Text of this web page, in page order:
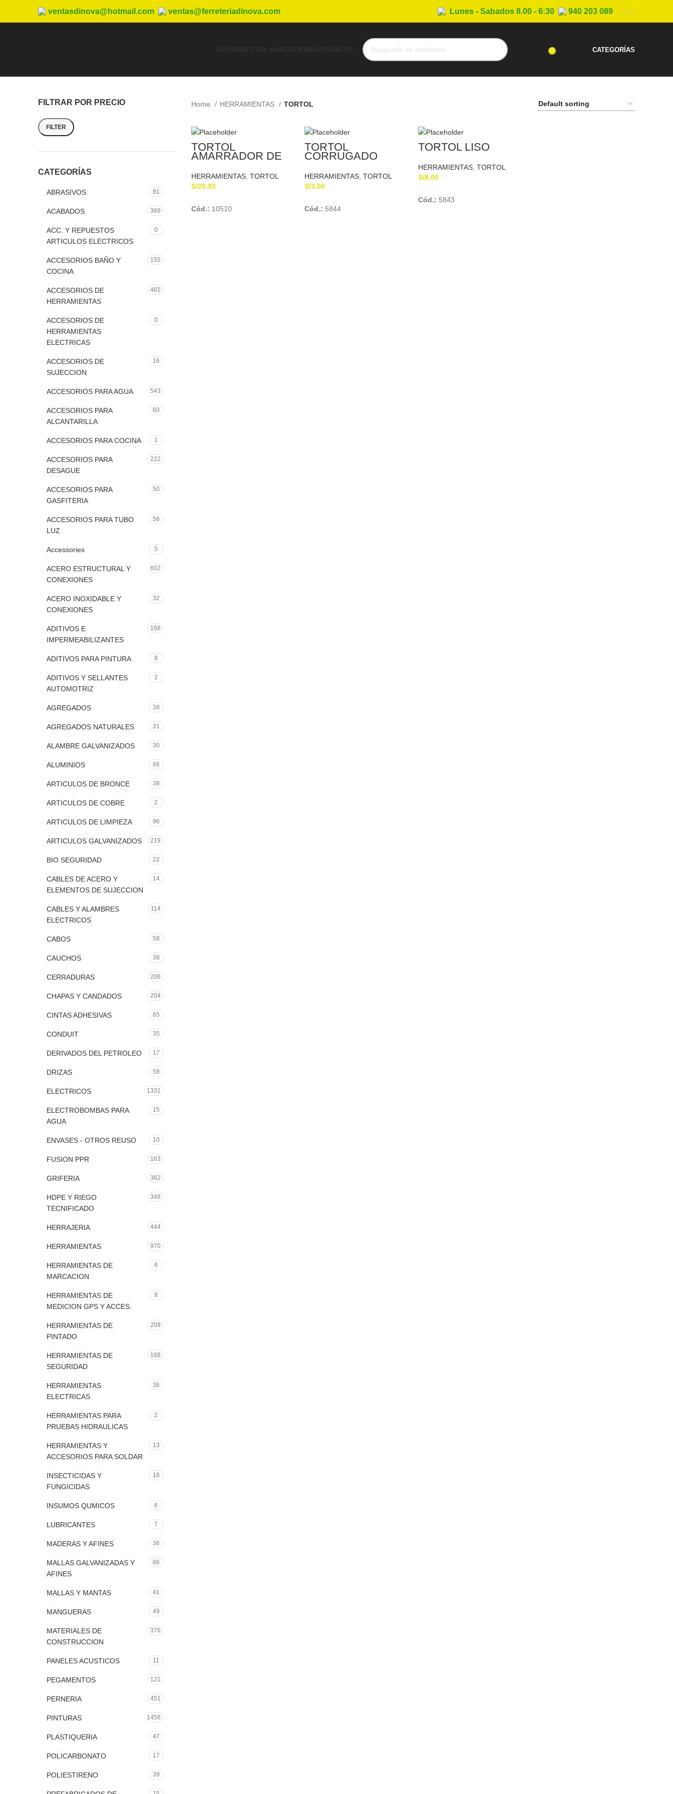
ventasdinova@hotmail.com ventas@ferreteriadinova.com Lunes - Sabados 8.00 - 6:30 940 203 089
0 CATEGORÍAS
FILTRAR POR PRECIO
FILTER
CATEGORÍAS
ABRASIVOS 81
ACABADOS 369
ACC. Y REPUESTOS
ARTICULOS ELECTRICOS
0
ACCESORIOS BAÑO Y
COCINA
155
ACCESORIOS DE
HERRAMIENTAS
465
ACCESORIOS DE
HERRAMIENTAS
ELECTRICAS
0
ACCESORIOS DE
SUJECCION
16
ACCESORIOS PARA AGUA 543
ACCESORIOS PARA
ALCANTARILLA
60
ACCESORIOS PARA COCINA 1
ACCESORIOS PARA
DESAGUE
222
ACCESORIOS PARA
GASFITERIA
50
ACCESORIOS PARA TUBO
LUZ
56
Accessories 5
ACERO ESTRUCTURAL Y
CONEXIONES
602
ACERO INOXIDABLE Y
CONEXIONES
32
ADITIVOS E
IMPERMEABILIZANTES
168
ADITIVOS PARA PINTURA 8
ADITIVOS Y SELLANTES
AUTOMOTRIZ
2
AGREGADOS 38
AGREGADOS NATURALES 31
ALAMBRE GALVANIZADOS 30
ALUMINIOS 66
ARTICULOS DE BRONCE 38
ARTICULOS DE COBRE 2
ARTICULOS DE LIMPIEZA 96
ARTICULOS GALVANIZADOS 219
BIO SEGURIDAD 22
CABLES DE ACERO Y
ELEMENTOS DE SUJECCION
14
CABLES Y ALAMBRES
ELECTRICOS
114
CABOS 58
CAUCHOS 38
CERRADURAS 206
CHAPAS Y CANDADOS 204
CINTAS ADHESIVAS 65
CONDUIT 35
DERIVADOS DEL PETROLEO 17
DRIZAS 58
ELECTRICOS 1331
ELECTROBOMBAS PARA
AGUA
15
ENVASES - OTROS REUSO 10
FUSION PPR 163
GRIFERIA 362
HDPE Y RIEGO
TECNIFICADO
348
HERRAJERIA 444
HERRAMIENTAS 970
HERRAMIENTAS DE
MARCACION
6
HERRAMIENTAS DE
MEDICION GPS Y ACCES.
8
HERRAMIENTAS DE
PINTADO
209
HERRAMIENTAS DE
SEGURIDAD
168
HERRAMIENTAS
ELECTRICAS
36
HERRAMIENTAS PARA
PRUEBAS HIDRAULICAS
2
HERRAMIENTAS Y
ACCESORIOS PARA SOLDAR
13
INSECTICIDAS Y
FUNGICIDAS
16
INSUMOS QUMICOS 6
LUBRICANTES 7
MADERAS Y AFINES 36
MALLAS GALVANIZADAS Y
AFINES
86
MALLAS Y MANTAS 41
MANGUERAS 49
MATERIALES DE
CONSTRUCCION
376
PANELES ACUSTICOS 11
PEGAMENTOS 121
PERNERIA 451
PINTURAS 1456
PLASTIQUERIA 47
POLICARBONATO 17
POLIESTIRENO 39
Home HERRAMIENTAS TORTOL
TORTOL
AMARRADOR DE
CON
RECUBRIMIENTO
DE PVC TRUPER
HERRAMIENTAS, TORTOL
S/20.93
Cód.: 10510
TORTOL
CORRUGADO
HERRAMIENTAS,TORTOL
S/3.00
Cód.: 5844
TORTOL LISO
HERRAMIENTAS, TORTOL
S/8.00
Cód.: 5843